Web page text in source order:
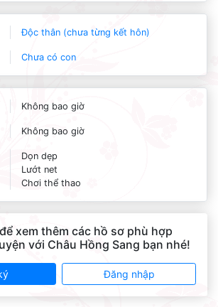
Độc thân (chưa từng kết hôn)
Chưa có con
Không bao giờ
Không bao giờ
Dọn dẹp
Lướt net
Chơi thể thao
xem thêm các hồ sơ phù hợp
với Châu Hồng Sang bạn nhé!
Đăng nhập